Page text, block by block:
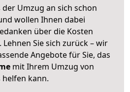
Umzug an sich schon
wollen Ihnen dabei
über die Kosten
Sie sich zurück – wir
Angebote für Sie, das
mit Ihrem Umzug von
helfen kann.